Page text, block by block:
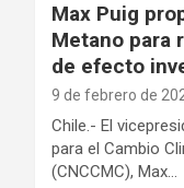
Max Puig
Metano para
de efecto
9 de febrero de
Chile.- El
para el Cambio
(CNCCMC), Max…